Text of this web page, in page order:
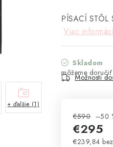
PÍSACÍ
Viac
Skladom
Možnosti
€590 –50
€295
€239,84
+ ďalšie (1)